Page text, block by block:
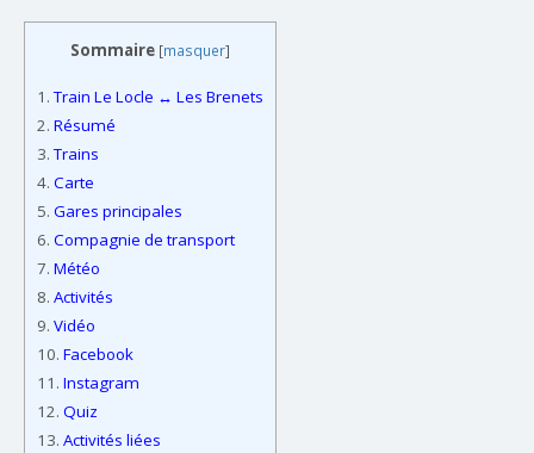
Sommaire [masquer]
1.Train Le Locle ↔ Les Brenets
2. Résumé
3.Trains
4. Carte
5. Gares principales
6. Compagnie de transport
7. Météo
8. Activités
9. Vidéo
10. Facebook
11. Instagram
12. Quiz
13. Activités liées